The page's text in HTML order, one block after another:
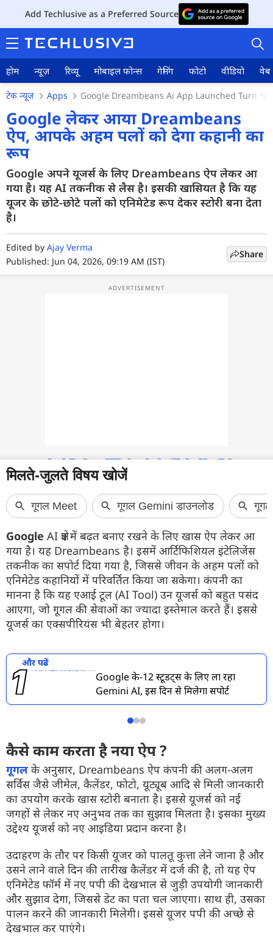
Add Techlusive as a Preferred Source
होम न्यूज़ रिव्यू मोबाइल फोन्स गेमिंग फोटो वीडियो वेब
होम
न्यूज़
रिव्यू
मोबाइल फोन्स
गेमिंग
टेक न्यूज़ Apps Google Dreambeans Ai App Launched Turn
Google लेकर आया Dreambeans
ऐप, आपके अहम पलों को देगा कहानी का
रूप
Google अपने यूजर्स के लिए Dreambeans ऐप लेकर आ
गया है। यह AI तकनीक से लैस है। इसकी खासियत है कि यह
यूजर के छोटे-छोटे पलों को एनिमेटेड रूप देकर स्टोरी बना देता
है।
Edited by Ajay Verma
Published: Jun 04, 2026, 09:19 AM (IST)
Share
Google AI क्षेत्र में बढ़त बनाए रखने के लिए खास ऐप लेकर आ
गया है। यह Dreambeans है। इसमें आर्टिफिशियल इंटेलिजेंस
तकनीक का सपोर्ट दिया गया है, जिससे जीवन के अहम पलों को
एनिमेटेड कहानियों में परिवर्तित किया जा सकेगा। कंपनी का
मानना है कि यह एआई टूल (AI Tool) उन यूजर्स को बहुत पसंद
आएगा, जो गूगल की सेवाओं का ज्यादा इस्तेमाल करते हैं। इससे
यूजर्स का एक्सपीरियंस भी बेहतर होगा।
और पढें
Google के-12 स्टूडेंट्स के लिए ला रहा
Gemini AI, इस दिन से मिलेगा सपोर्ट
कैसे काम करता है नया ऐप ?
गूगल के अनुसार, Dreambeans ऐप कंपनी की अलग-अलग
सर्विस जैसे जीमेल, कैलेंडर, फोटो, यूट्यूब आदि से मिली जानकारी
का उपयोग करके खास स्टोरी बनाता है। इससे यूजर्स को नई
जगहों से लेकर नए अनुभव तक का सुझाव मिलता है। इसका मुख्य
उद्देश्य यूजर्स को नए आइडिया प्रदान करना है।
उदाहरण के तौर पर किसी यूजर को पालतू कुत्ता लेने जाना है और
उसने लाने वाले दिन की तारीख कैलेंडर में दर्ज की है, तो यह ऐप
एनिमेटेड फॉर्म में नए पपी की देखभाल से जुड़ी उपयोगी जानकारी
और सुझाव देगा, जिससे डेट का पता चल जाएगा। साथ ही, उसका
पालन करने की जानकारी मिलेगी। इससे यूजर पपी की अच्छे से
देखभाल कर पाएंगे।